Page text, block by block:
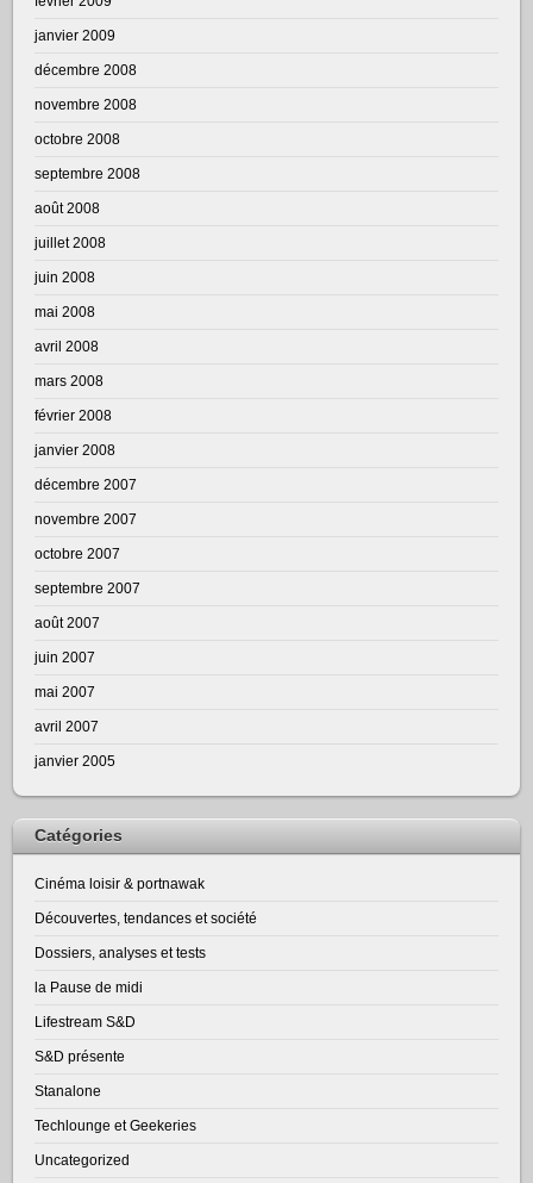
janvier 2009
décembre 2008
novembre 2008
octobre 2008
septembre 2008
août 2008
juillet 2008
juin 2008
mai 2008
avril 2008
mars 2008
février 2008
janvier 2008
décembre 2007
novembre 2007
octobre 2007
septembre 2007
août 2007
juin 2007
mai 2007
avril 2007
janvier 2005
Catégories
Cinéma loisir & portnawak
Découvertes, tendances et société
Dossiers, analyses et tests
la Pause de midi
Lifestream S&D
S&D présente
Stanalone
Techlounge et Geekeries
Uncategorized